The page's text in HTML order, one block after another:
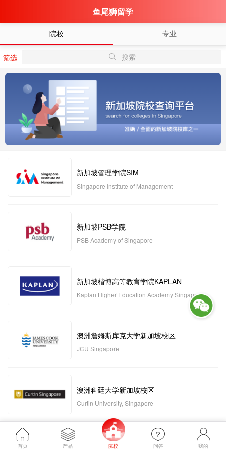
鱼尾狮留学
院校 专业
筛选 搜索
新加坡管理学院SIM
Singapore Institute of Management
新加坡PSB学院
PSB Academy of Singapore
新加坡楷博高等教育学院KAPLAN
Kaplan Higher Education Academy Singapore
澳洲詹姆斯库克大学新加坡校区
JCU Singapore
澳洲科廷大学新加坡校区
Curtin University, Singapore
新加坡管理发展学院MDIS
首页 产品 院校 问答 我的